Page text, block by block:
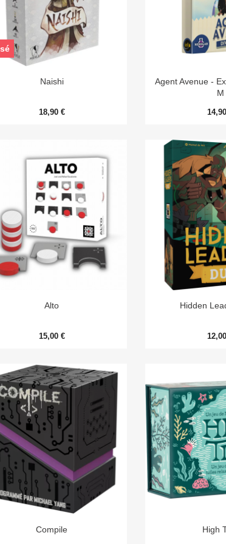
Aperçu rapide
Naishi
18,90 €

Agent Avenue -
M
Aperçu rapide
Alto
15,00 €

Hidden
Aperçu rapide
Compile High